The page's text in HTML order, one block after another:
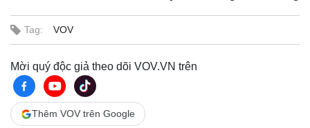
Tag: VOV
Mời quý độc giả theo dõi VOV.VN trên
Thêm VOV trên Google